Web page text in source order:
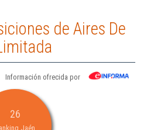
de Aires De
Información ofrecida por
26
Jaén